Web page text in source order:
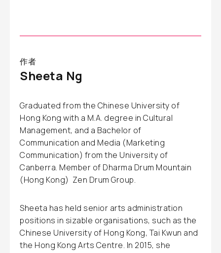
作者
Sheeta Ng
Graduated from the Chinese University of
Hong Kong with a M.A. degree in Cultural
Management, and a Bachelor of
Communication and Media (Marketing
Communication) from the University of
Canberra. Member of Dharma Drum Mountain
(Hong Kong) Zen Drum Group.
Sheeta has held senior arts administration
positions in sizable organisations, such as the
Chinese University of Hong Kong, Tai Kwun and
the Hong Kong Arts Centre. In 2015, she